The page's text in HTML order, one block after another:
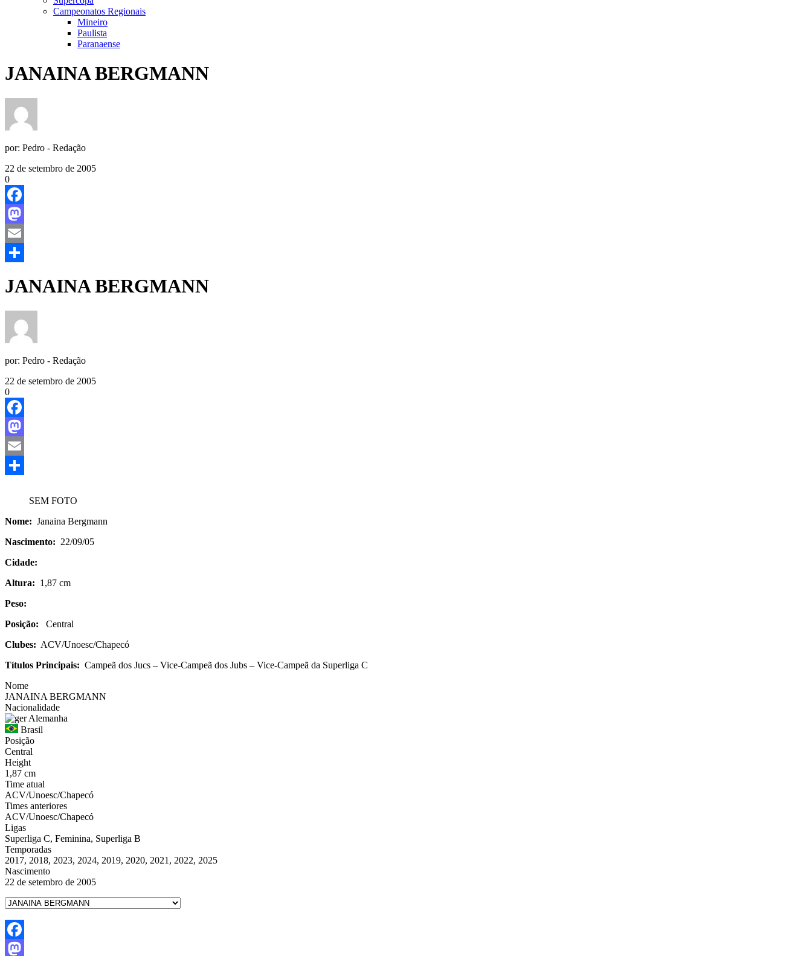
Campeonatos Regionais
Mineiro
Paulista
Paranaense
JANAINA BERGMANN
por: Pedro - Redação
22 de setembro de 2005
0
Facebook
Mastodon
Email
JANAINA BERGMANN
por: Pedro - Redação
22 de setembro de 2005
0
Facebook
Mastodon
Email
SEM FOTO
Nome: Janaina Bergmann
Nascimento: 22/09/05
Cidade:
Altura: 1,87 cm
Peso:
Posição: Central
Clubes: ACV/Unoesc/Chapecó
Títulos Principais: Campeã dos Jucs – Vice-Campeã dos Jubs – Vice-Campeã da Superliga C
Nome
JANAINA BERGMANN
Nacionalidade
Alemanha
Brasil
Posição
Central
Height
1,87 cm
Time atual
ACV/Unoesc/Chapecó
Times anteriores
ACV/Unoesc/Chapecó
Ligas
Superliga C, Feminina, Superliga B
Temporadas
2017, 2018, 2023, 2024, 2019, 2020, 2021, 2022, 2025
Nascimento
22 de setembro de 2005
Facebook